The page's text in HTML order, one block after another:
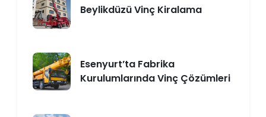
Beylikdüzü Vinç Kiralama
Esenyurt’ta Fabrika
Kurulumlarında Vinç Çözümleri